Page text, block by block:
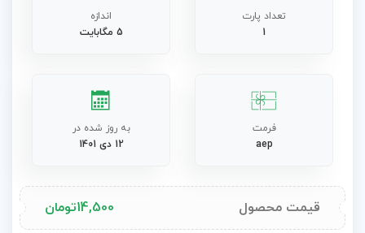
تعداد پارت
1
اندازه
5 مگابایت
فرمت
aep
به روز شده در
12 دی 1401
قیمت محصول 14,500تومان